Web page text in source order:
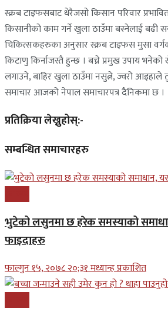
स्क्रब टाइफसबाट धेरैजसो किसान परिवार
किसानीको काम गर्ने खुला ठाउँमा बस्नेलाई बढी
चिकित्सकहरुका अनुसार स्क्रब टाइफस मुसा
किटाणु किर्नाजस्तै हुन्छ । बच्ने प्रमुख उपाय भनेको
लगाउने, बाहिर खुला ठाउँमा नसुत्ने, ज्वरो आइहाले
समाचार आजको नेपाल समाचारपत्र दैनिकमा छ ।
प्रतिक्रिया लेख्नुहोस्:-
सम्बन्धित समाचारहरु
भुटेको लसुनमा छ हरेक समस्याको
फाइदाहरु
फाल्गुन १५, २०७८ २०;३१ मध्यान्ह प्रकाशित